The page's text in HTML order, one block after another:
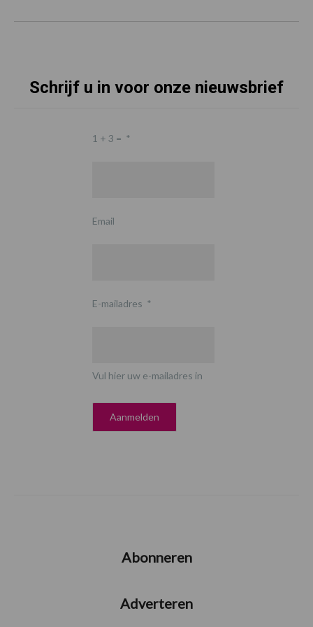
Schrijf u in voor onze nieuwsbrief
1 + 3 = *
Email
E-mailadres *
Vul hier uw e-mailadres in
Abonneren
Adverteren